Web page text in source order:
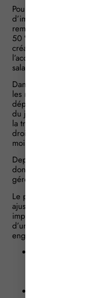
Pour rappel, les
d’imposition peuvent
remplies, d’un crédit
50 % des dépenses
création et le
l’accueil des enfants
salariés.
Dans ce cadre, la loi
les modalités
départemental et de
du jeune enfant
la transformation des
droit privé et de droit
moins de 6 ans.
Depuis le 1er janvier
donc à la fois aux
gérées par une
Le périmètre du crédit
ajusté en
imposées selon leur
d’un crédit d’impôt à
engagées pour :
assurant